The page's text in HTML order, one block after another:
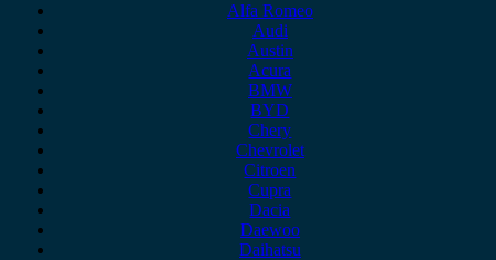
Alfa Romeo
Audi
Austin
Acura
BMW
BYD
Chery
Chevrolet
Citroen
Cupra
Dacia
Daewoo
Daihatsu